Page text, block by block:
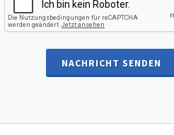
NACHRICHT SENDEN